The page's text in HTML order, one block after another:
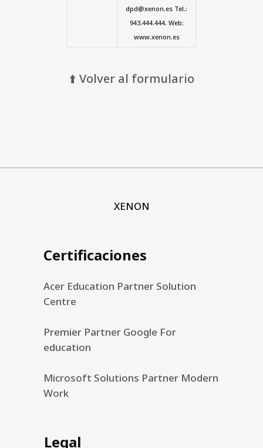
dpd@xenon.es Tel.:
943.444.444. Web:
www.xenon.es
⬆️ Volver al formulario
XENON
Certificaciones
Acer Education Partner Solution
Centre
Premier Partner Google For
education
Microsoft Solutions Partner Modern
Work
Legal